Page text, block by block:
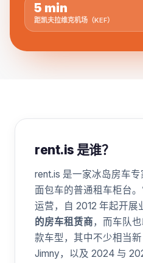
5 min
距凯夫拉维克机场（KEF）
rent.is 是谁？
rent.is 是一家冰岛房车
面包车的普通租车柜台
运营，自 2012 年起开展
的房车租赁商，而车队
款车型，其中不少相当
Jimny，以及 2024 与